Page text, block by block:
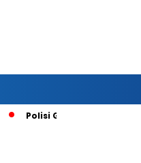
Polisi Gagalkan